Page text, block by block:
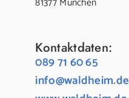
Kontaktdaten:
089 71 60 65
info@waldheim.de